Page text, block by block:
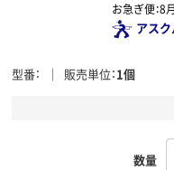
お急ぎ便：8
アス
型番 販売単位 1個
数量